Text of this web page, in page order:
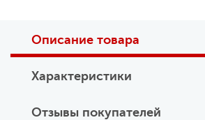
Описание товара
Характеристики
Отзывы покупателей